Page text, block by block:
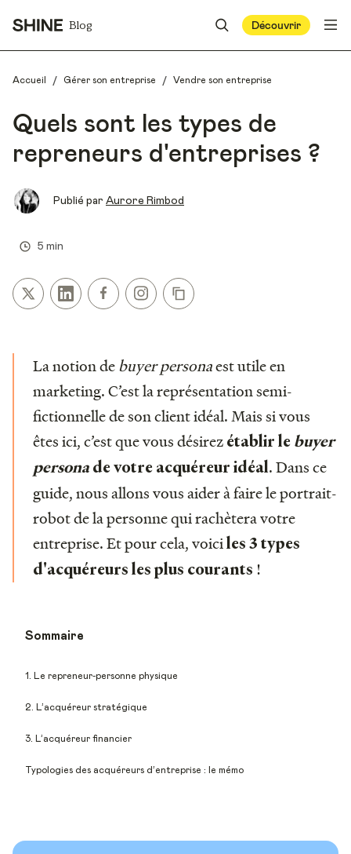
Blog Découvrir
Accueil / Gérer son entreprise / Vendre son entreprise
Quels sont les types de
repreneurs d'entreprises ?
Publié par Aurore Rimbod
5 min
La notion debuyer personaest utile en
marketing. C’est la représentation semi-
fictionnelle de son client idéal. Mais si vous
êtes ici, c’est que vous désirez établir le buyer
persona de votre acquéreur idéal . Dans ce
guide, nous allons vous aider à faire le portrait-
robot de la personne qui rachètera votre
entreprise. Et pour cela, voiciles 3 types
d'acquéreurs les plus courants !
Sommaire
1. Le repreneur-personne physique
2. L’acquéreur stratégique
3. L’acquéreur financier
Typologies des acquéreurs d’entreprise : le mémo